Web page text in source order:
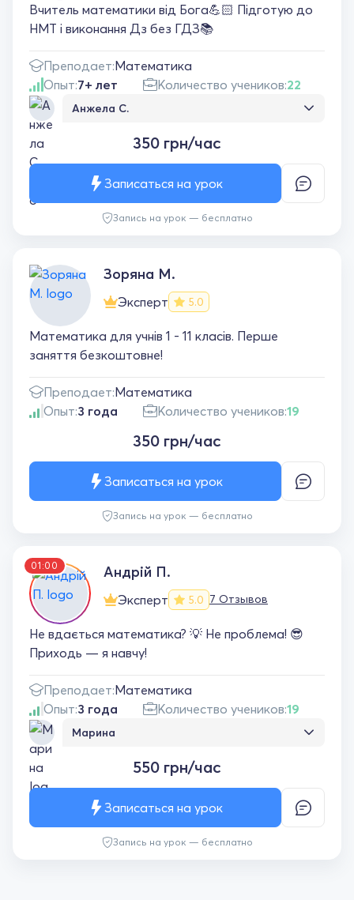
Вчитель математики від Бога💪🏻 Підготую до
НМТ і виконання Дз без ГДЗ📚
Преподает:Математика
Опыт:7+ лет Количество учеников:22
Анжела С.
задоволена. Вчитель добре пояснює. Дуже
350 грн/час
Запись на урок — бесплатно
Записаться на урок
Зоряна М.
Эксперт 5.0
Математика для учнів 1 - 11 класів. Перше
заняття безкоштовне!
Преподает:Математика
Опыт:3 года Количество учеников:19
350 грн/час
Запись на урок — бесплатно
Записаться на урок
01:00 Андрій П.
Эксперт 5.0 7 Отзывов
Не вдається математика? 💡 Не проблема! 😎
Приходь — я навчу!
Преподает:Математика
Опыт:3 года Количество учеников:19
Марина
репетитора з математики. Він просто й
спільну мову з дитиною та допомагає
розібратися навіть зі складними темами.
Видно реальний результат — дитина стала
впевненішою і краще розуміє математику.
550 грн/час
Запись на урок — бесплатно
Записаться на урок